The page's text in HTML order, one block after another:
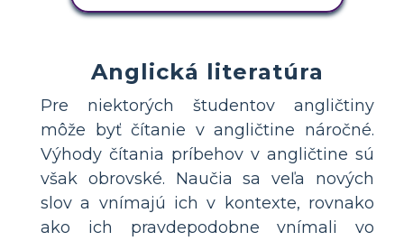
Anglická literatúra
Pre niektorých študentov angličtiny
môže byť čítanie v angličtine náročné.
Výhody čítania príbehov v angličtine sú
však obrovské. Naučia sa veľa nových
slov a vnímajú ich v kontexte, rovnako
ako ich pravdepodobne vnímali vo